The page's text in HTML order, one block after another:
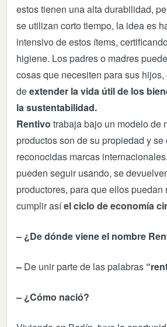
estos tienen una alta durabilidad,
se utilizan corto tiempo, la idea es
intensivo de estos ítems,
higiene. Los padres o madres
cosas que necesiten para sus
deextender la vida útil de los
la sustentabilidad.
Rentivo trabaja bajo un modelo de
productos son de su propiedad y se
reconocidas marcas
pueden seguir usando, se
productores, para que ellos puedan
cumplir asíel ciclo de economía
– ¿De dónde viene el nombre
– De unir parte de las palabras
– ¿Cómo nació?